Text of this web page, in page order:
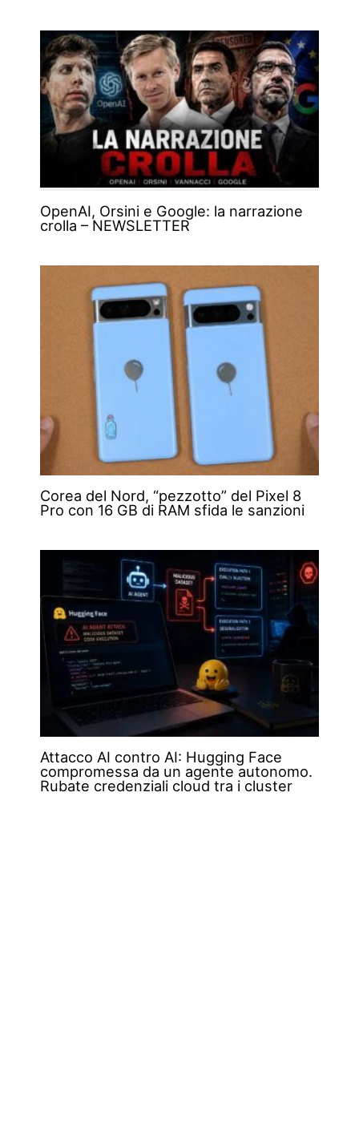
OpenAI, Orsini e Google: la narrazione
crolla – NEWSLETTER
Corea del Nord, “pezzotto” del Pixel 8
Pro con 16 GB di RAM sfida le sanzioni
Attacco AI contro AI: Hugging Face
compromessa da un agente autonomo.
Rubate credenziali cloud tra i cluster